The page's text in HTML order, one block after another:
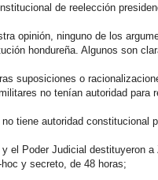
de reelección
opinión, ninguno de los
hondureña. Algunos son
suposiciones o
no tenían autoridad para
tiene autoridad constitucional
el Poder Judicial destituyeron
y secreto, de 48 horas;